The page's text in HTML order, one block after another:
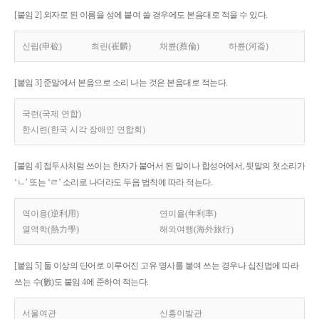
[붙임 2] 외자로 된 이름을 성에 붙여 쓸 경우에도 본음대로 적을 수 있다.
신립(申砬) 최린(崔麟) 채륜(蔡倫) 하륜(河崙)
[붙임 3] 준말에서 본음으로 소리 나는 것은 본음대로 적는다.
국련(국제 연합)
한시련(한국 시각 장애인 연합회)
[붙임 4] 접두사처럼 쓰이는 한자가 붙어서 된 말이나 합성어에서, 뒷말의 첫소리가
‘ㄴ’ 또는 ‘ㄹ’ 소리로 나더라도 두음 법칙에 따라 적는다.
역이용(逆利用)
연이율(年利率)
열역학(熱力學)
해외여행(海外旅行)
[붙임 5] 둘 이상의 단어로 이루어진 고유 명사를 붙여 쓰는 경우나 십진법에 따라
쓰는 수(數)도 붙임 4에 준하여 적는다.
서울여관 신흥이발관